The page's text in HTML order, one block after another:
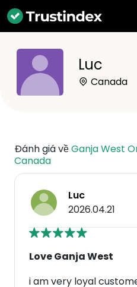
Luc
Canada
Đánh giá vềGanja West
Canada
Luc
2026.04.21
Love Ganja West
i am very loyal